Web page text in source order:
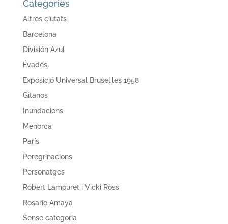
Categories
Altres ciutats
Barcelona
División Azul
Évadés
Exposició Universal Brusel.les 1958
Gitanos
Inundacions
Menorca
París
Peregrinacions
Personatges
Robert Lamouret i Vicki Ross
Rosario Amaya
Sense categoria